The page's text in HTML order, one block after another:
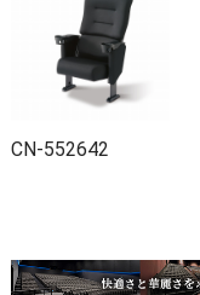
CN-552642